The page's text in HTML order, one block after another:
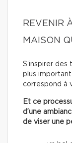
REVENIR
MAISON
S’inspirer
plus
correspond à
Et ce
d’une
de viser une